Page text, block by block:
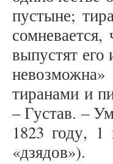
пустыне;
выпустят
тиранами и
– Густав. –
1823 году,
«дзядов»).